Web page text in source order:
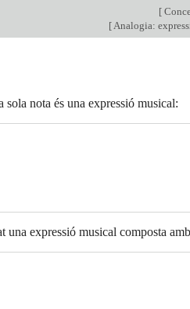
[
[Analogia:
sola nota és una expressió musical:
una expressió musical composta